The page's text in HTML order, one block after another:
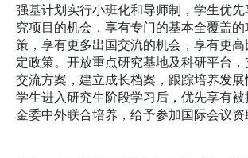
强基计划实行小班化和导师制，学生优
究项目的机会，享有专门的基本全覆盖
策，享有更多出国交流的机会，享有更
定政策。开放重点研究基地及科研平台
交流方案，建立成长档案，跟踪培养发
学生进入研究生阶段学习后，优先享有
金委中外联合培养，给予参加国际会议资